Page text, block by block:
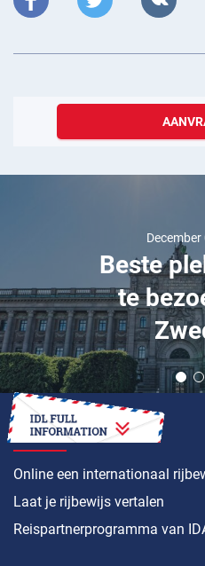
Beste
te
HOE
Online een internationaal
Laat je rijbewijs vertalen
Reispartnerprogramma van